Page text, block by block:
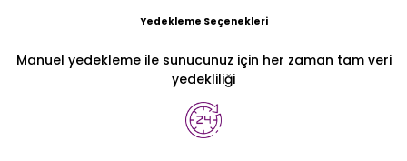
Yedekleme Seçenekleri
Manuel yedekleme ile sunucunuz için her zaman tam veri
yedekliliği